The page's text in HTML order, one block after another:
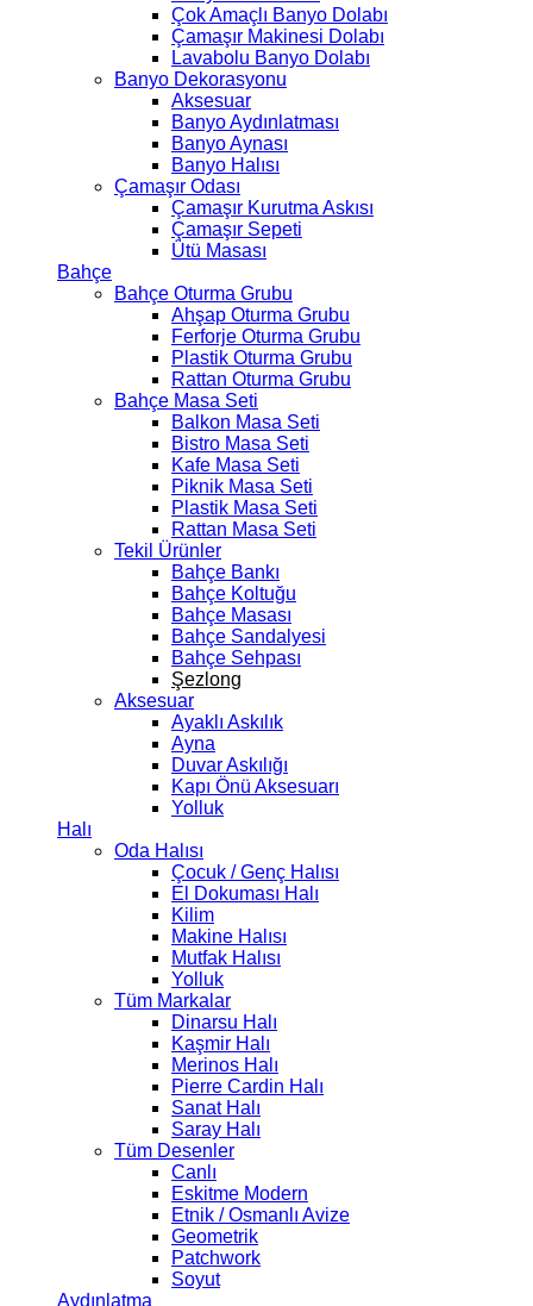
Çok Amaçlı Banyo Dolabı
Çamaşır Makinesi Dolabı
Lavabolu Banyo Dolabı
Banyo Dekorasyonu
Aksesuar
Banyo Aydınlatması
Banyo Aynası
Banyo Halısı
Çamaşır Odası
Çamaşır Kurutma Askısı
Çamaşır Sepeti
Ütü Masası
Bahçe
Bahçe Oturma Grubu
Ahşap Oturma Grubu
Ferforje Oturma Grubu
Plastik Oturma Grubu
Rattan Oturma Grubu
Bahçe Masa Seti
Balkon Masa Seti
Bistro Masa Seti
Kafe Masa Seti
Piknik Masa Seti
Plastik Masa Seti
Rattan Masa Seti
Tekil Ürünler
Bahçe Bankı
Bahçe Koltuğu
Bahçe Masası
Bahçe Sandalyesi
Bahçe Sehpası
Şezlong
Aksesuar
Ayaklı Askılık
Ayna
Duvar Askılığı
Kapı Önü Aksesuarı
Yolluk
Halı
Oda Halısı
Çocuk / Genç Halısı
El Dokuması Halı
Kilim
Makine Halısı
Mutfak Halısı
Yolluk
Tüm Markalar
Dinarsu Halı
Kaşmir Halı
Merinos Halı
Pierre Cardin Halı
Sanat Halı
Saray Halı
Tüm Desenler
Canlı
Eskitme Modern
Etnik / Osmanlı Avize
Geometrik
Patchwork
Soyut
Aydınlatma